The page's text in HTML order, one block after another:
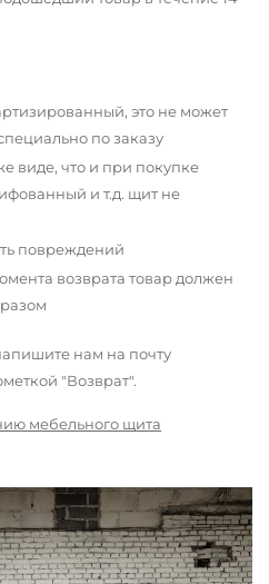
это не может
по заказу
виде, что и при покупке
и т.д. щит не
повреждений
возврата товар должен
нам на почту
"Возврат".
мебельного щита